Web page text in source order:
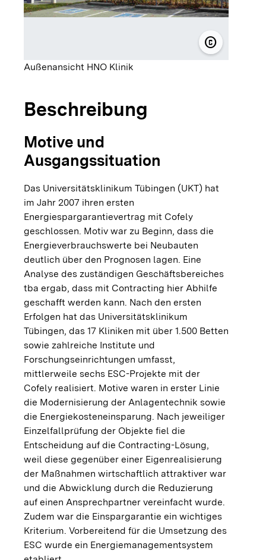
copyright
©
Außenansicht HNO Klinik
Beschreibung
Motive und
Ausgangssituation
Das Universitätsklinikum Tübingen (UKT) hat
im Jahr 2007 ihren ersten
Energiespargarantievertrag mit Cofely
geschlossen. Motiv war zu Beginn, dass die
Energieverbrauchswerte bei Neubauten
deutlich über den Prognosen lagen. Eine
Analyse des zuständigen Geschäftsbereiches
tba ergab, dass mit Contracting hier Abhilfe
geschafft werden kann. Nach den ersten
Erfolgen hat das Universitätsklinikum
Tübingen, das 17 Kliniken mit über 1.500 Betten
sowie zahlreiche Institute und
Forschungseinrichtungen umfasst,
mittlerweile sechs ESC-Projekte mit der
Cofely realisiert. Motive waren in erster Linie
die Modernisierung der Anlagentechnik sowie
die Energiekosteneinsparung. Nach jeweiliger
Einzelfallprüfung der Objekte fiel die
Entscheidung auf die Contracting-Lösung,
weil diese gegenüber einer Eigenrealisierung
der Maßnahmen wirtschaftlich attraktiver war
und die Abwicklung durch die Reduzierung
auf einen Ansprechpartner vereinfacht wurde.
Zudem war die Einspargarantie ein wichtiges
Kriterium. Vorbereitend für die Umsetzung des
ESC wurde ein Energiemanagementsystem